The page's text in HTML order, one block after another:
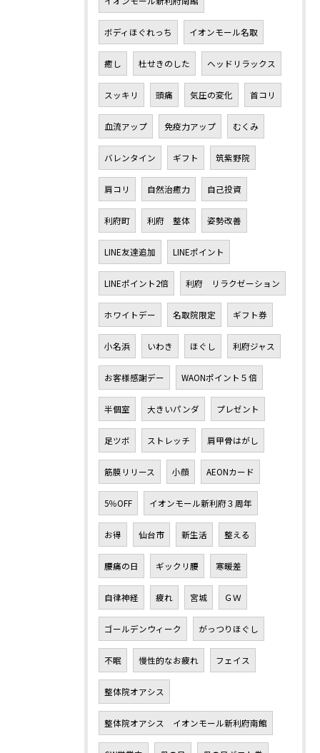
ボディほぐれっち イオンモール名取
癒し 杜せきのした ヘッドリラックス
スッキリ 頭痛 気圧の変化 首コリ
血流アップ 免疫力アップ むくみ
バレンタイン ギフト 筑紫野院
肩コリ 自然治癒力 自己投資
利府町 利府 整体 姿勢改善
LINE友達追加 LINEポイント
LINEポイント2倍 利府 リラクゼーション
ホワイトデー 名取院限定 ギフト券
小名浜 いわき ほぐし 利府ジャス
お客様感謝デー WAONポイント５倍
半個室 大きいパンダ プレゼント
足ツボ ストレッチ 肩甲骨はがし
筋膜リリース 小顔 AEONカード
5％OFF イオンモール新利府３周年
お得 仙台市 新生活 整える
腰痛の日 ギックリ腰 寒暖差
自律神経 疲れ 宮城 ＧＷ
ゴールデンウィーク がっつりほぐし
不眠 慢性的なお疲れ フェイス
整体院オアシス
整体院オアシス イオンモール新利府南館